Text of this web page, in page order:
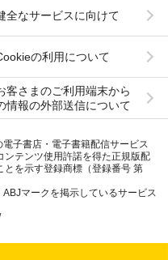
全なサービスに向けて
の利用について
客さまのご利用端末から
情報の外部送信について
子書店・電子書籍配信サービス
ンテンツ使用許諾を得た正規版配
とを示す登録商標（登録番号 第
マークを掲示しているサービス